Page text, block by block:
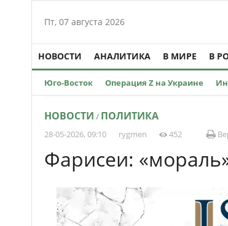
Пт, 07 августа 2026
НОВОСТИ АНАЛИТИКА В МИРЕ В
Юго-Восток Операция Z на Украине
НОВОСТИ / ПОЛИТИКА
28-05-2026, 09:10 rygmen 452
Фарисеи: